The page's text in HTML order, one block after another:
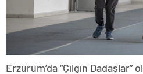
Erzurum’da “Çılgın